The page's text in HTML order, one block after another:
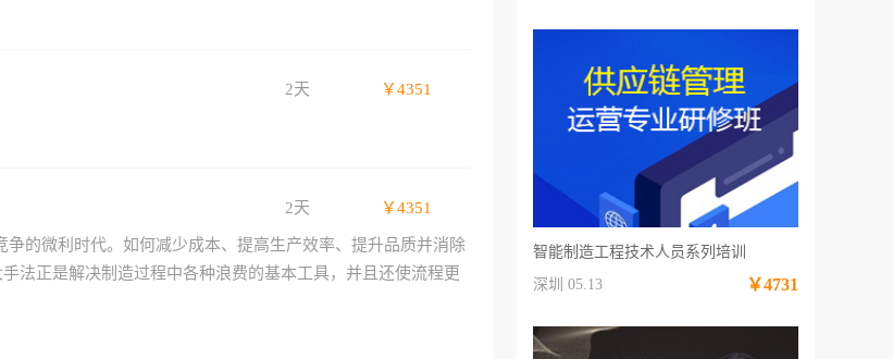
￥4351
2天
￥4351
2天
的微利时代。如何减少成本、提高生产效率、提升品质并消除
法正是解决制造过程中各种浪费的基本工具，并且还使流程更
智能制造工程技术人员系列培训
深圳 05.13
￥4731